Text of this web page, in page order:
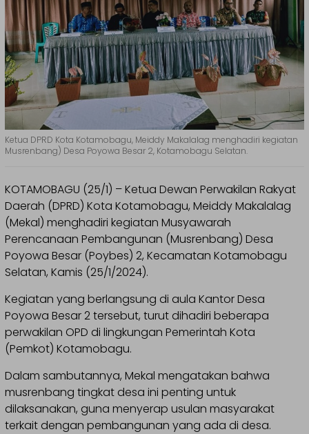
Ketua DPRD Kota Kotamobagu, Meiddy Makalalag menghadiri kegiatan
Musrenbang) Desa Poyowa Besar 2, Kotamobagu Selatan.
KOTAMOBAGU (25/1) – Ketua Dewan Perwakilan Rakyat
Daerah (DPRD) Kota Kotamobagu, Meiddy Makalalag
(Mekal) menghadiri kegiatan Musyawarah
Perencanaan Pembangunan (Musrenbang) Desa
Poyowa Besar (Poybes) 2, Kecamatan Kotamobagu
Selatan, Kamis (25/1/2024).
Kegiatan yang berlangsung di aula Kantor Desa
Poyowa Besar 2 tersebut, turut dihadiri beberapa
perwakilan OPD di lingkungan Pemerintah Kota
(Pemkot) Kotamobagu.
Dalam sambutannya, Mekal mengatakan bahwa
musrenbang tingkat desa ini penting untuk
dilaksanakan, guna menyerap usulan masyarakat
terkait dengan pembangunan yang ada di desa.